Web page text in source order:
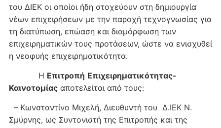
του ΔΙΕΚ οι οποίοι ήδη στοχεύουν στη δημιουργία
νέων επιχειρήσεων με την παροχή τεχνογνωσίας για
τη διατύπωση, επώαση και διαμόρφωση των
επιχειρηματικών τους προτάσεων, ώστε να ενισχυθεί
η νεοφυής επιχειρηματικότητα.
Η Επιτροπή Επιχειρηματικότητας-
Καινοτομίαςαποτελείται από τους:
– Κωνσταντίνο Μιχελή, Διευθυντή του Δ.ΙΕΚ Ν.
Σμύρνης, ως Συντονιστή της Επιτροπής και της